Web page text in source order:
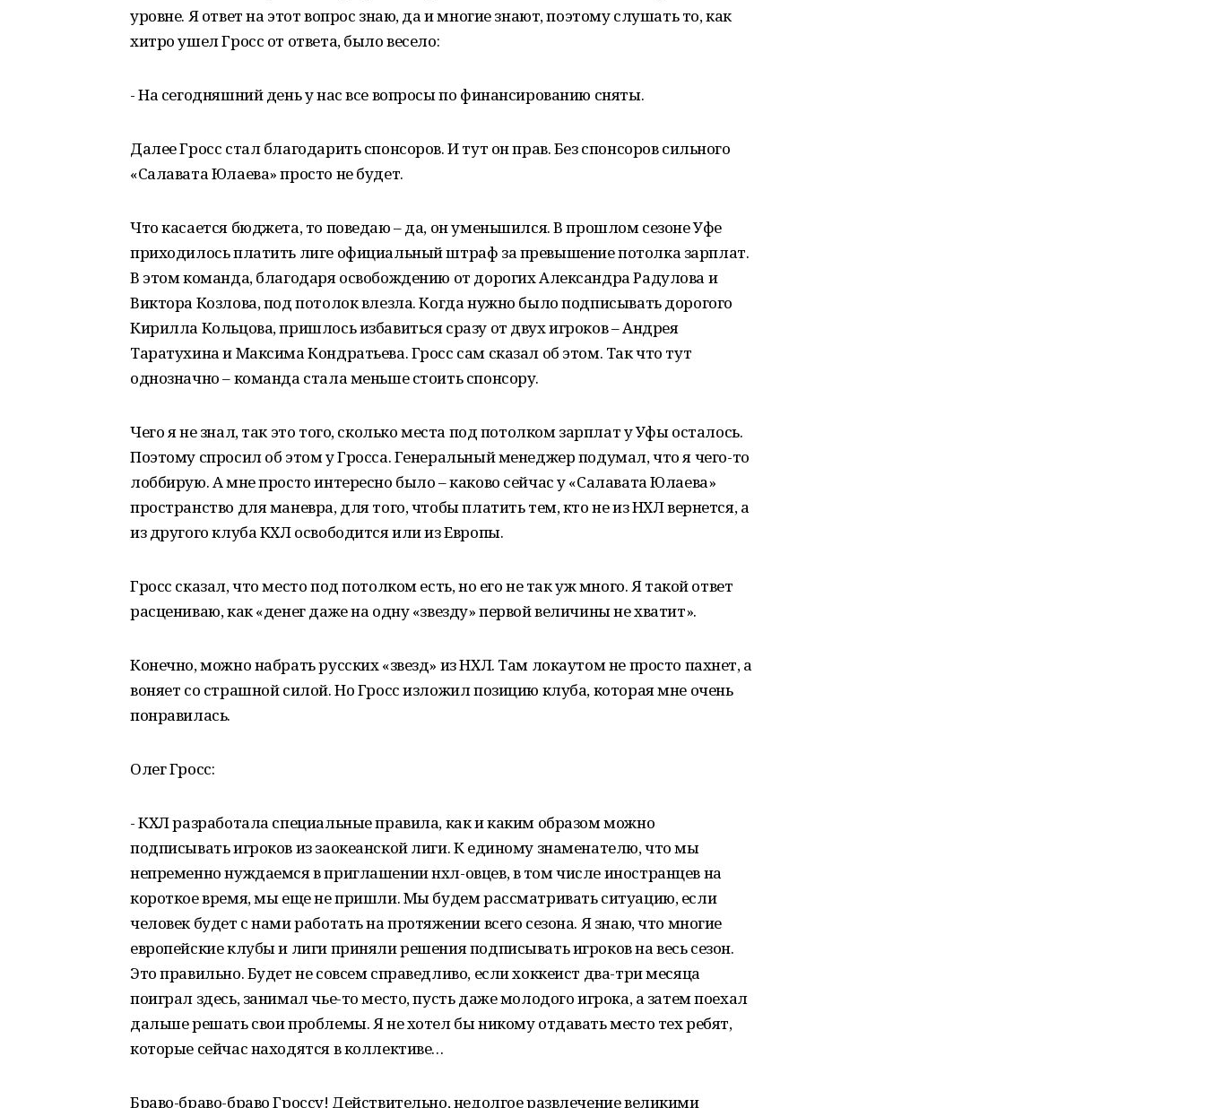
уровне. Я ответ на этот вопрос знаю, да и многие знают, поэтому слушать то, как
хитро ушел Гросс от ответа, было весело:
- На сегодняшний день у нас все вопросы по финансированию сняты.
Далее Гросс стал благодарить спонсоров. И тут он прав. Без спонсоров сильного
«Салавата Юлаева» просто не будет.
Что касается бюджета, то поведаю – да, он уменьшился. В прошлом сезоне Уфе
приходилось платить лиге официальный штраф за превышение потолка зарплат.
В этом команда, благодаря освобождению от дорогих Александра Радулова и
Виктора Козлова, под потолок влезла. Когда нужно было подписывать дорогого
Кирилла Кольцова, пришлось избавиться сразу от двух игроков – Андрея
Таратухина и Максима Кондратьева. Гросс сам сказал об этом. Так что тут
однозначно – команда стала меньше стоить спонсору.
Чего я не знал, так это того, сколько места под потолком зарплат у Уфы осталось.
Поэтому спросил об этом у Гросса. Генеральный менеджер подумал, что я чего-то
лоббирую. А мне просто интересно было – каково сейчас у «Салавата Юлаева»
пространство для маневра, для того, чтобы платить тем, кто не из НХЛ вернется, а
из другого клуба КХЛ освободится или из Европы.
Гросс сказал, что место под потолком есть, но его не так уж много. Я такой ответ
расцениваю, как «денег даже на одну «звезду» первой величины не хватит».
Конечно, можно набрать русских «звезд» из НХЛ. Там локаутом не просто пахнет, а
воняет со страшной силой. Но Гросс изложил позицию клуба, которая мне очень
понравилась.
Олег Гросс:
- КХЛ разработала специальные правила, как и каким образом можно
подписывать игроков из заокеанской лиги. К единому знаменателю, что мы
непременно нуждаемся в приглашении нхл-овцев, в том числе иностранцев на
короткое время, мы еще не пришли. Мы будем рассматривать ситуацию, если
человек будет с нами работать на протяжении всего сезона. Я знаю, что многие
европейские клубы и лиги приняли решения подписывать игроков на весь сезон.
Это правильно. Будет не совсем справедливо, если хоккеист два-три месяца
поиграл здесь, занимал чье-то место, пусть даже молодого игрока, а затем поехал
дальше решать свои проблемы. Я не хотел бы никому отдавать место тех ребят,
которые сейчас находятся в коллективе…
Браво-браво-браво Гроссу! Действительно, недолгое развлечение великими